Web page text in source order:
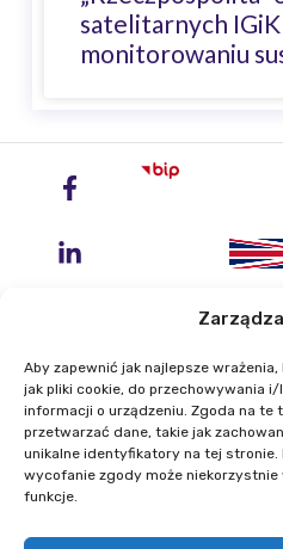
Aby zapewnić jak najlepsze
jak pliki cookie, do przechowywania
informacji o urządzeniu. Zgoda na te
przetwarzać dane, takie jak
unikalne identyfikatory na tej stronie.
wycofanie zgody może niekorzystnie
funkcje.
satelitarnych
monitorowaniu
Instytut
ul.
02-
Telefon: +48 22 329 19 00